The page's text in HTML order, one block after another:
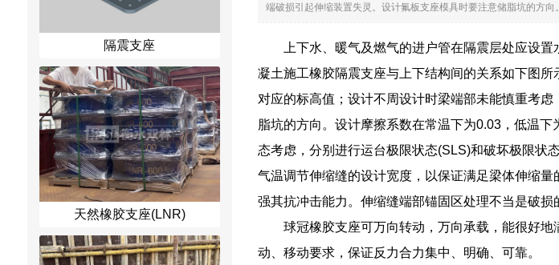
隔震支座
天然橡胶支座(LNR)
端破损引起伸缩装置失灵。设计氟板支座模具时要注意储脂坑的方
上下水、暖气及燃气的进户管在隔震层处应设
凝土施工橡胶隔震支座与上下结构间的关系如下图
对应的标高值；设计不周设计时梁端部未能慎重考
脂坑的方向。设计摩擦系数在常温下为0.03，低温
态考虑，分别进行运台极限状态(SLS)和破坏极限状
气温调节伸缩缝的设计宽度，以保证满足梁体伸缩
强其抗冲击能力。伸缩缝端部锚固区处理不当是破损
球冠橡胶支座可万向转动，万向承载，能很好
动、移动要求，保证反力合力集中、明确、可靠。